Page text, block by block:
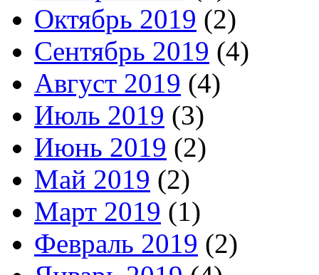
Октябрь 2019 (2)
Сентябрь 2019 (4)
Август 2019 (4)
Июль 2019 (3)
Июнь 2019 (2)
Май 2019 (2)
Март 2019 (1)
Февраль 2019 (2)